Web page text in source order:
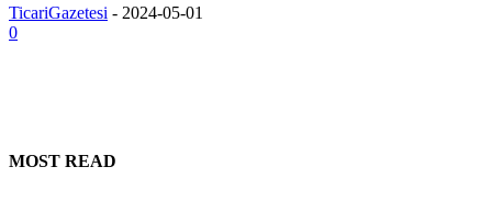
TicariGazetesi - 2024-05-01
0
MOST READ